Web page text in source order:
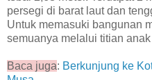
persegi di barat laut dan
Untuk memasuki bangunan
semuanya melalui titian
Baca juga: Berkunjung ke